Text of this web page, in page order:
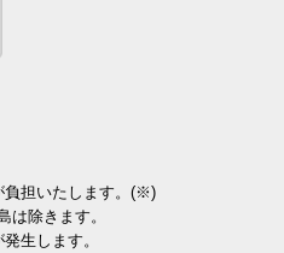
負担いたします。(※)
除きます。
生します。